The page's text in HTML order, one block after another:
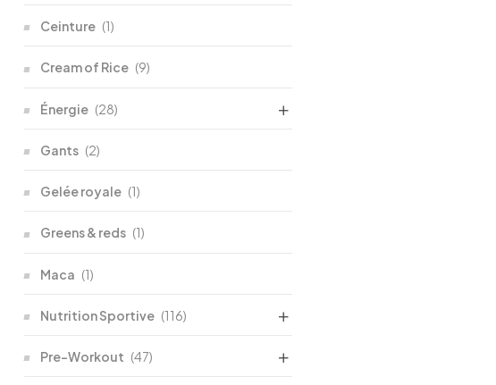
Ceinture (1)
Cream of Rice (9)
Énergie (28)
Gants (2)
Gelée royale (1)
Greens & reds (1)
Maca (1)
Nutrition Sportive (116)
Pre-Workout (47)